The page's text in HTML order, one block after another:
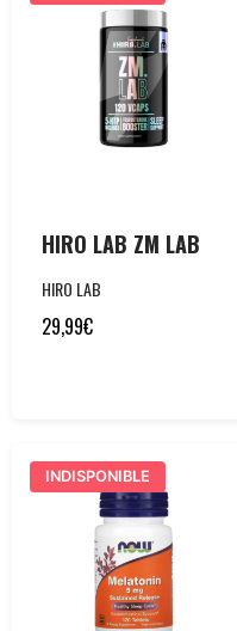
HIRO LAB ZM LAB
HIRO LAB
29,99€
INDISPONIBLE